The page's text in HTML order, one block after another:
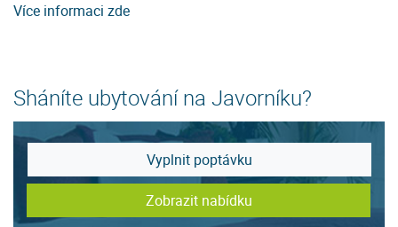
Více informaci zde
Sháníte ubytování na Javorníku?
Vyplnit poptávku
Zobrazit nabídku